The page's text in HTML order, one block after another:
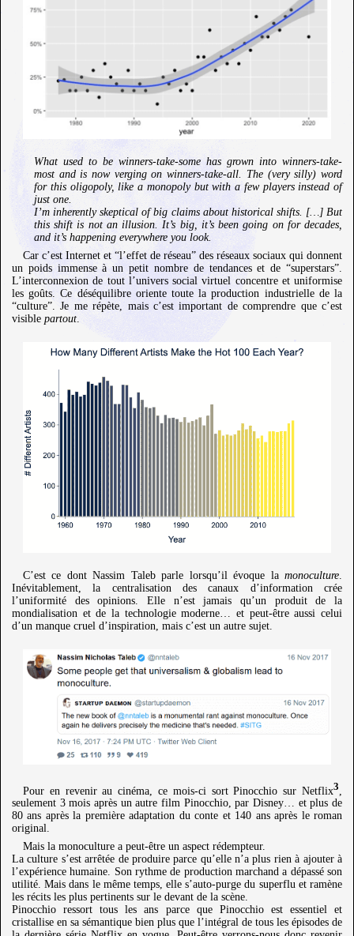
What used to be winners-take-some has grown into winners-take-
most and is now verging on winners-take-all. The (very silly) word
for this oligopoly, like a monopoly but with a few players instead of
just one.
I’m inherently skeptical of big claims about historical shifts. […] But
this shift is not an illusion. It’s big, it’s been going on for decades,
and it’s happening everywhere you look.
Car c’est Internet et “l’effet de réseau” des réseaux sociaux qui donnent
un poids immense à un petit nombre de tendances et de “superstars”.
L’interconnexion de tout l’univers social virtuel concentre et uniformise
les goûts. Ce déséquilibre oriente toute la production industrielle de la
“culture”. Je me répète, mais c’est important de comprendre que c’est
visible partout.
C’est ce dont Nassim Taleb parle lorsqu’il évoque la monoculture
Inévitablement, la centralisation des canaux d’information crée
l’uniformité des opinions. Elle n’est jamais qu’un produit de la
mondialisation et de la technologie moderne… et peut-être aussi celui
d’un manque cruel d’inspiration, mais c’est un autre sujet.
Pour en revenir au cinéma, ce mois-ci sort Pinocchio sur Netflix3
seulement 3 mois après un autre film Pinocchio, par Disney… et plus de
80 ans après la première adaptation du conte et 140 ans après le roman
original.
Mais la monoculture a peut-être un aspect rédempteur.
La culture s’est arrêtée de produire parce qu’elle n’a plus rien à ajouter à
l’expérience humaine. Son rythme de production marchand a dépassé son
utilité. Mais dans le même temps, elle s’auto-purge du superflu et ramène
les récits les plus pertinents sur le devant de la scène.
Pinocchio ressort tous les ans parce que Pinocchio est essentiel et
cristallise en sa sémantique bien plus que l’intégral de tous les épisodes de